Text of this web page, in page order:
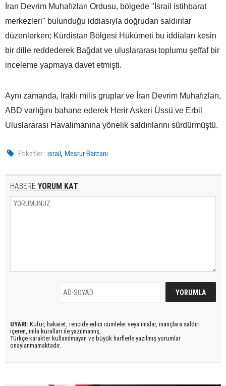
İran Devrim Muhafızları Ordusu, bölgede "İsrail istihbarat
merkezleri" bulunduğu iddiasıyla doğrudan saldırılar
düzenlerken; Kürdistan Bölgesi Hükümeti bu iddiaları kesin
bir dille reddederek Bağdat ve uluslararası toplumu şeffaf bir
inceleme yapmaya davet etmişti.
Aynı zamanda, Iraklı milis gruplar ve İran Devrim Muhafızları,
ABD varlığını bahane ederek Herir Askeri Üssü ve Erbil
Uluslararası Havalimanına yönelik saldırılarını sürdürmüştü.
Etiketler : israil,Mesrur Barzani
HABERE YORUM KAT
UYARI: Küfür, hakaret, rencide edici cümleler veya imalar, inançlara saldırı
içeren, imla kuralları ile yazılmamış,
Türkçe karakter kullanılmayan ve büyük harflerle yazılmış yorumlar
onaylanmamaktadır.